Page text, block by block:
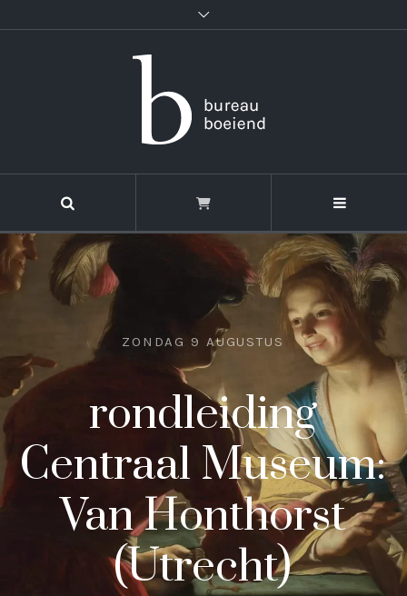
ZONDAG 9 AUGUSTUS
rondleiding
Centraal Museum:
Van Honthorst
(Utrecht)